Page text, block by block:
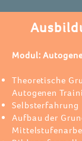
Modul:
Theoretische
Autogenen
Selbsterfahrung
Aufbau der